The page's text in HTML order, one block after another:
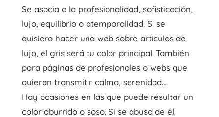
Se asocia a la profesionalidad, sofisticación,
lujo, equilibrio o atemporalidad. Si se
quisiera hacer una web sobre artículos de
lujo, el gris será tu color principal. También
para páginas de profesionales o webs que
quieran transmitir calma, serenidad…
Hay ocasiones en las que puede resultar un
color aburrido o soso. Si se abusa de él,